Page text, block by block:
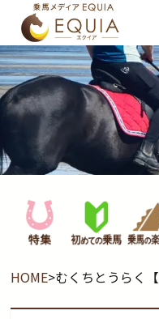
HOME>むくちとうらく【